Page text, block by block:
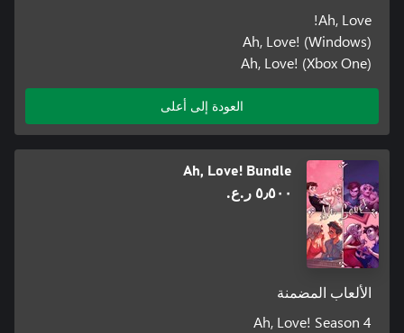
Ah, Love!
Ah, Love! (Windows)
Ah, Love! (Xbox One)
العودة إلى أعلى
Ah, Love! Bundle
٥٫٥٠٠ ر.ع.‏
الألعاب المضمنة
Ah, Love! Season 4